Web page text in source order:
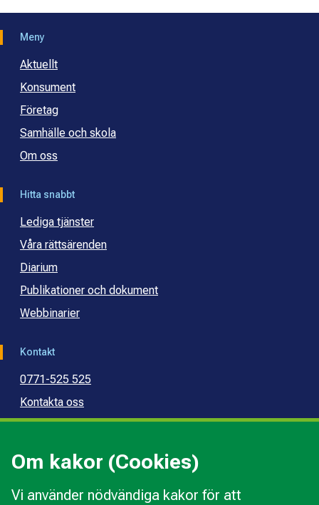
Om kakor (Cookies)
Vi använder nödvändiga kakor för att
Meny
Aktuellt
Konsument
Företag
Samhälle och skola
Om oss
Hitta snabbt
Lediga tjänster
Våra rättsärenden
Diarium
Publikationer och dokument
Webbinarier
Kontakt
0771-525 525
Kontakta oss
Press
Kommunal budget- och skuldrådgivning